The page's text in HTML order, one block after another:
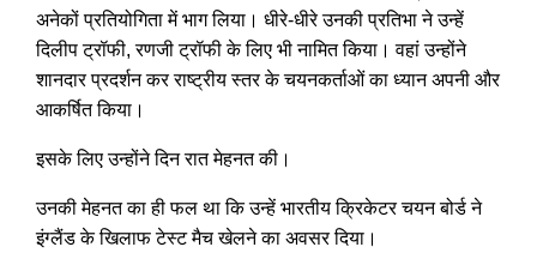
अनेकों प्रतियोगिता में भाग लिया। धीरे-धीरे उनकी प्रतिभा ने उन्हें
दिलीप ट्रॉफी, रणजी ट्रॉफी के लिए भी नामित किया। वहां उन्होंने
शानदार प्रदर्शन कर राष्ट्रीय स्तर के चयनकर्ताओं का ध्यान अपनी और
आकर्षित किया।
इसके लिए उन्होंने दिन रात मेहनत की।
उनकी मेहनत का ही फल था कि उन्हें भारतीय क्रिकेटर चयन बोर्ड ने
इंग्लैंड के खिलाफ टेस्ट मैच खेलने का अवसर दिया।